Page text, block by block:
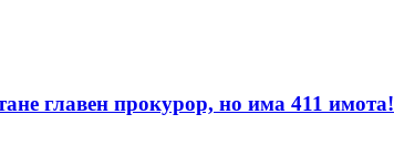
главен прокурор, но има 411 имота!